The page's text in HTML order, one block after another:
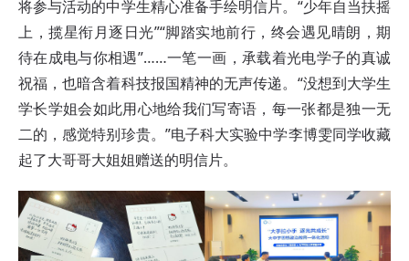
将参与活动的中学生精心准备手绘明信片。“少年自当扶摇
上，揽星衔月逐日光”“脚踏实地前行，终会遇见晴朗，期
待在成电与你相遇”……一笔一画，承载着光电学子的真诚
祝福，也暗含着科技报国精神的无声传递。“没想到大学生
学长学姐会如此用心地给我们写寄语，每一张都是独一无
二的，感觉特别珍贵。”电子科大实验中学李博雯同学收藏
起了大哥哥大姐姐赠送的明信片。